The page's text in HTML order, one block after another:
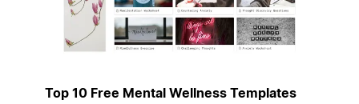
Top 10 Free Mental Wellness Templates